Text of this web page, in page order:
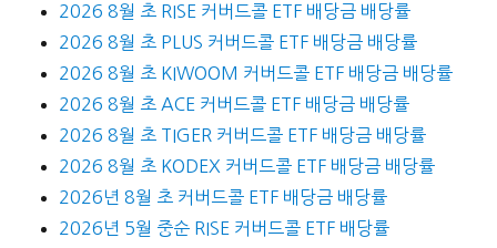
2026 8월 초 RISE 커버드콜 ETF 배당금 배당률
2026 8월 초 PLUS 커버드콜 ETF 배당금 배당률
2026 8월 초 KIWOOM 커버드콜 ETF 배당금 배당률
2026 8월 초 ACE 커버드콜 ETF 배당금 배당률
2026 8월 초 TIGER 커버드콜 ETF 배당금 배당률
2026 8월 초 KODEX 커버드콜 ETF 배당금 배당률
2026년 8월 초 커버드콜 ETF 배당금 배당률
2026년 5월 중순 RISE 커버드콜 ETF 배당률